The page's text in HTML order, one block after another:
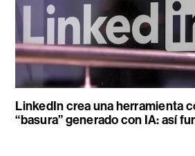
LinkedIn crea una herramienta
“basura” generado con IA: así